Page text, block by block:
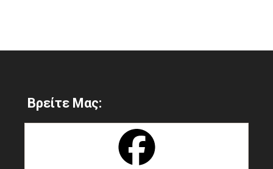
Βρείτε Μας: